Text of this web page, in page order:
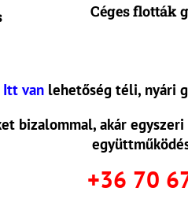
Céges flották
Itt vanlehetőség téli, nyári
bizalommal, akár
+36 70